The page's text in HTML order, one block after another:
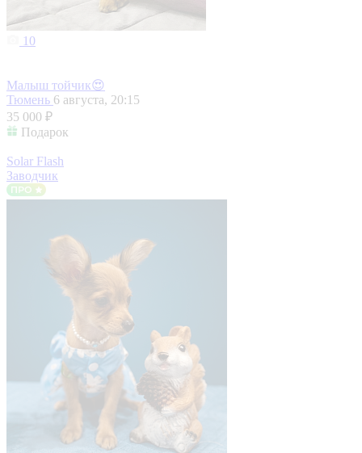
10
Малыш тойчик😍
Тюмень 6 августа, 20:15
35 000 ₽
Подарок
Solar Flash
Заводчик